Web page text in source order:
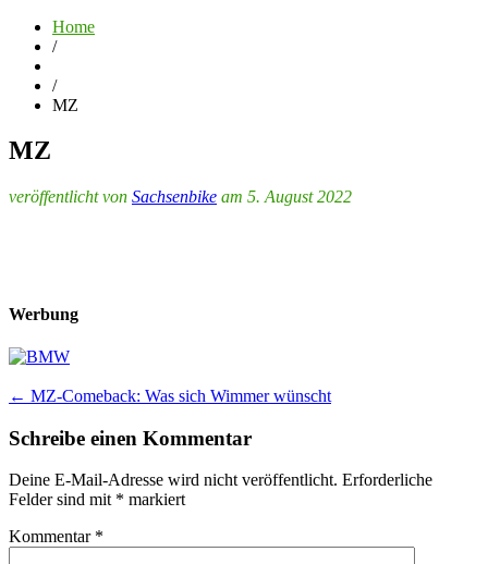
Home
/
/
MZ
MZ
veröffentlicht von Sachsenbike am 5. August 2022
Werbung
Post
navigation
← MZ-Comeback: Was sich Wimmer wünscht
Schreibe einen Kommentar
Deine E-Mail-Adresse wird nicht veröffentlicht. Erforderliche
Felder sind mit * markiert
Kommentar *